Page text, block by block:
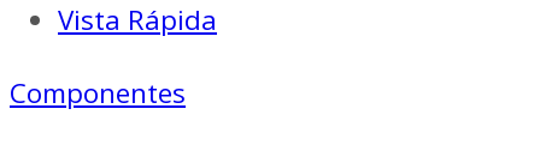
Vista Rápida
Componentes